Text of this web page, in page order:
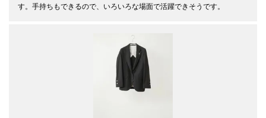
す。手持ちもできるので、いろいろな場面で活躍できそうです。